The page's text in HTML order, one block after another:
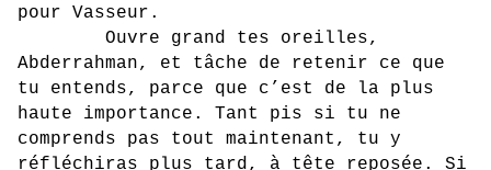
pour Vasseur.
Ouvre grand tes oreilles,
Abderrahman, et tâche de retenir ce que
tu entends, parce que c’est de la plus
haute importance. Tant pis si tu ne
comprends pas tout maintenant, tu y
réfléchiras plus tard, à tête reposée. Si